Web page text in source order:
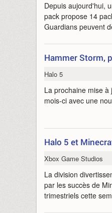
Depuis aujourd'hui,
pack propose 14
Guardians peuvent
Hammer Storm,
Halo 5
La prochaine mise
mois-ci avec une
Halo 5 et
Xbox Game Studios
La division
par les succès de
trimestriels cette